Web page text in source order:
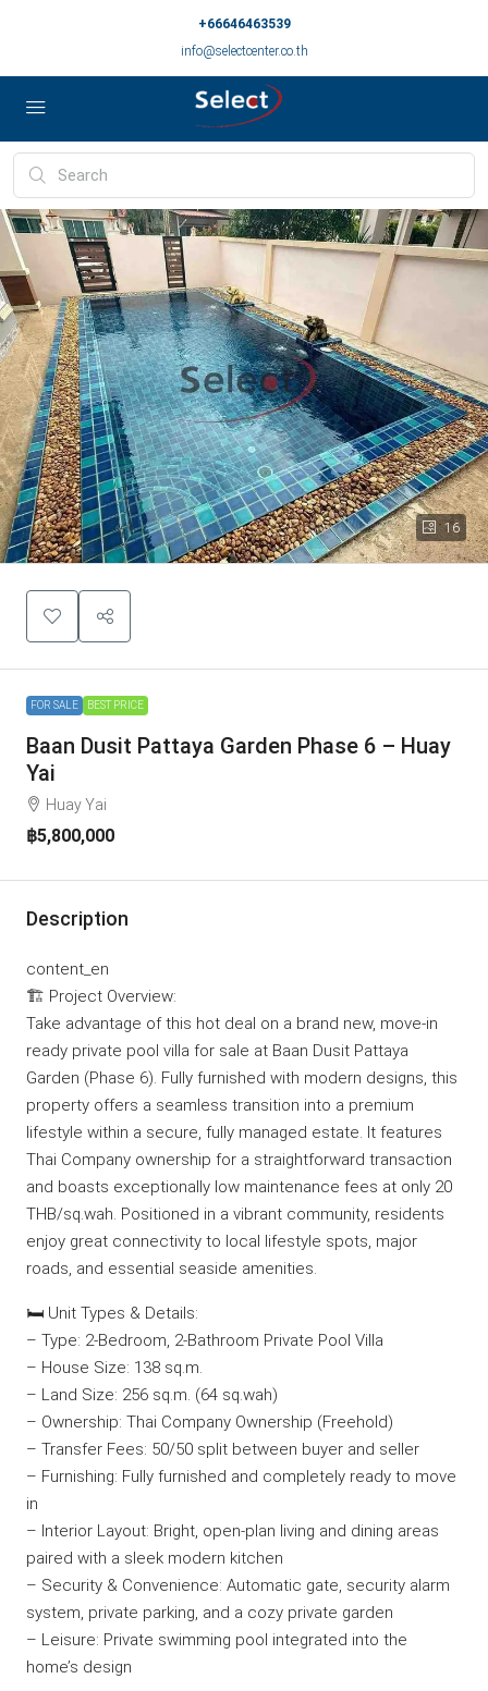
+66646463539
info@selectcenter.co.th
16
FOR SALE BEST PRICE
Baan Dusit Pattaya Garden Phase 6 – Huay
Yai
Huay Yai
฿5,800,000
Description
content_en
🏗️ Project Overview:
Take advantage of this hot deal on a brand new, move-in
ready private pool villa for sale at Baan Dusit Pattaya
Garden (Phase 6). Fully furnished with modern designs, this
property offers a seamless transition into a premium
lifestyle within a secure, fully managed estate. It features
Thai Company ownership for a straightforward transaction
and boasts exceptionally low maintenance fees at only 20
THB/sq.wah. Positioned in a vibrant community, residents
enjoy great connectivity to local lifestyle spots, major
roads, and essential seaside amenities.
🛏️ Unit Types & Details:
– Type: 2-Bedroom, 2-Bathroom Private Pool Villa
– House Size: 138 sq.m.
– Land Size: 256 sq.m. (64 sq.wah)
– Ownership: Thai Company Ownership (Freehold)
– Transfer Fees: 50/50 split between buyer and seller
– Furnishing: Fully furnished and completely ready to move
in
– Interior Layout: Bright, open-plan living and dining areas
paired with a sleek modern kitchen
– Security & Convenience: Automatic gate, security alarm
system, private parking, and a cozy private garden
– Leisure: Private swimming pool integrated into the
home’s design